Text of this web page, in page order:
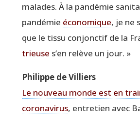
malades. À la pan­dé­mie
pan­dé­mie éco­no­mique, je ne
que le tis­su conjonc­tif de la
trieuse s’en relève un jour. »
Phi­lippe de Villiers
Le nou­veau monde est en
coro­na­vi­rus, entre­tien avec